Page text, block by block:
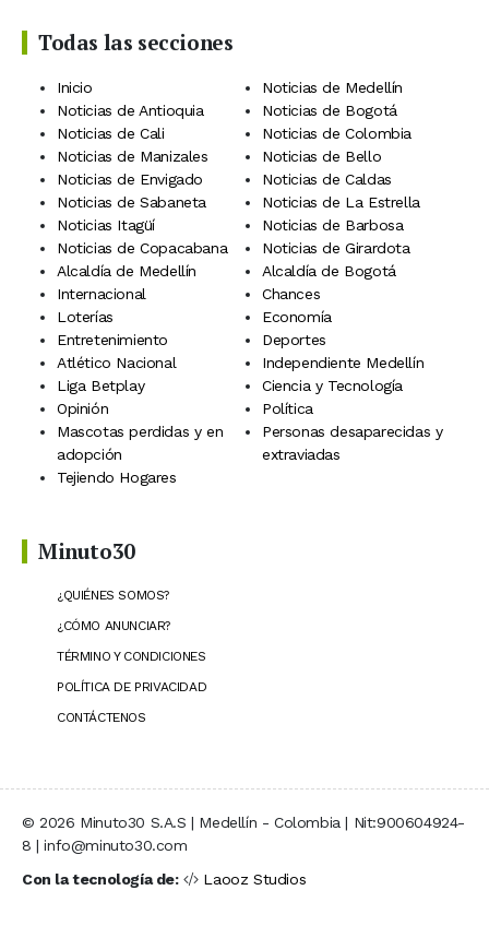
Todas las secciones
Inicio
Noticias de Medellín
Noticias de Antioquia
Noticias de Bogotá
Noticias de Cali
Noticias de Colombia
Noticias de Manizales
Noticias de Bello
Noticias de Envigado
Noticias de Caldas
Noticias de Sabaneta
Noticias de La Estrella
Noticias Itagüí
Noticias de Barbosa
Noticias de Copacabana
Noticias de Girardota
Alcaldía de Medellín
Alcaldía de Bogotá
Internacional
Chances
Loterías
Economía
Entretenimiento
Deportes
Atlético Nacional
Independiente Medellín
Liga Betplay
Ciencia y Tecnología
Opinión
Política
Mascotas perdidas y en
adopción
Personas desaparecidas y
extraviadas
Tejiendo Hogares
Minuto30
¿QUIÉNES SOMOS?
¿CÓMO ANUNCIAR?
TÉRMINO Y CONDICIONES
POLÍTICA DE PRIVACIDAD
CONTÁCTENOS
© 2026 Minuto30 S.A.S | Medellín - Colombia | Nit:900604924-
8 | info@minuto30.com
Con la tecnología de:
Laooz Studios